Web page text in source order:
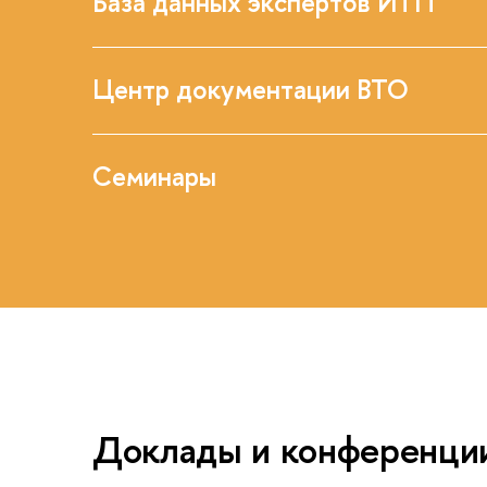
Центр документации ВТО
Семинары
Доклады и